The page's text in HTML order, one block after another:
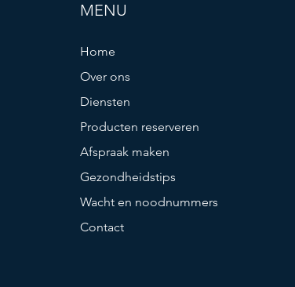
MENU
Home
Over ons
Diensten
Producten reserveren
Afspraak maken
Gezondheidstips
Wacht en noodnummers
Contact